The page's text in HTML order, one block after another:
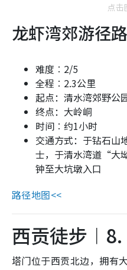
点击
龙虾湾郊游径
难度︰2/5
全程︰ 2.3公里
起点：清水湾郊野公
终点：大岭峒
时间︰约1小时
交通方式：于钻石山
士，于清水湾道“大
钟至大坑墩入口
路径地图<<
西贡徒步︱8.
塔门位于西贡北边，拥有